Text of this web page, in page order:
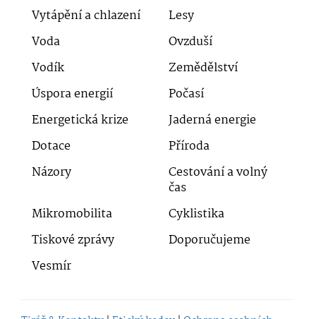
Vytápění a chlazení
Lesy
Voda
Ovzduší
Vodík
Zemědělství
Úspora energií
Počasí
Energetická krize
Jaderná energie
Dotace
Příroda
Názory
Cestování a volný
čas
Mikromobilita
Cyklistika
Tiskové zprávy
Doporučujeme
Vesmír